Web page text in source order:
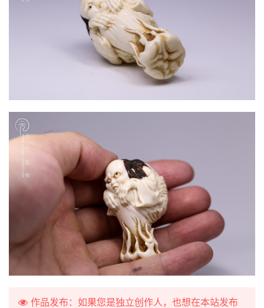
作品发布：如果您是独立创作人，也想在本站发布